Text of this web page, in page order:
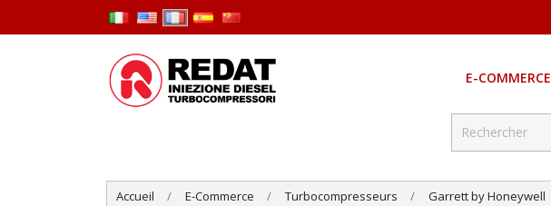
E-COMMERCE
Accueil E-Commerce Turbocompresseurs Garrett by Honeywell